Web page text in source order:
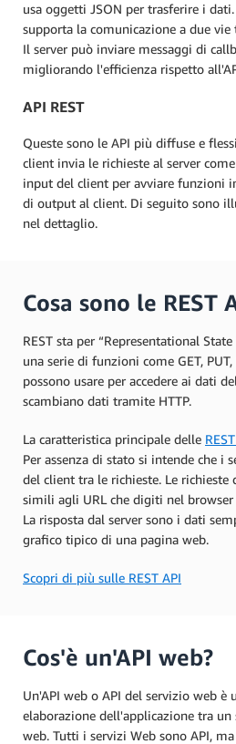
usa oggetti JSON per trasferire i
supporta la comunicazione a due
Il server può inviare messaggi di
migliorando l'efficienza rispetto
API REST
Queste sono le API più diffuse e
client invia le richieste al server
input del client per avviare funzioni
di output al client. Di seguito sono
nel dettaglio.
Cosa sono le REST
REST sta per “Representational
una serie di funzioni come GET, PUT,
possono usare per accedere ai dati
scambiano dati tramite HTTP.
La caratteristica principale delle
Per assenza di stato si intende che i
del client tra le richieste. Le richieste
simili agli URL che digiti nel
La risposta dal server sono i dati
grafico tipico di una pagina web.
Scopri di più sulle REST API
Cos'è un'API web?
Un'API web o API del servizio web è
elaborazione dell'applicazione tra un
web. Tutti i servizi Web sono API,